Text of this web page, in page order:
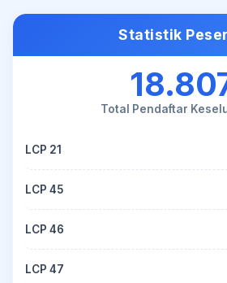
Statistik
Total Pendaftar
LCP 21
LCP 45
LCP 46
LCP 47